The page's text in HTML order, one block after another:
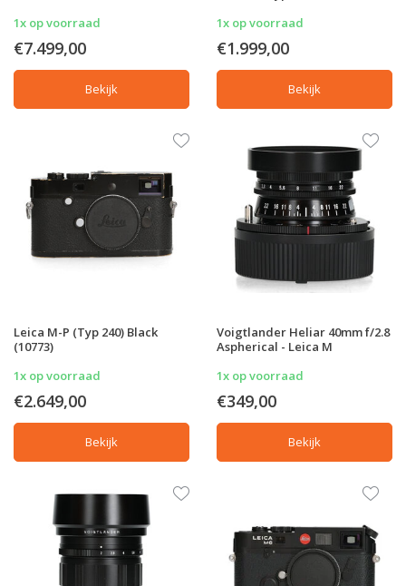
1x op voorraad
€7.499,00
Bekijk
1x op voorraad
€1.999,00
Bekijk
Leica M-P (Typ 240) Black
(10773)
1x op voorraad
€2.649,00
Bekijk
Voigtlander Heliar 40mm f/2.8
Aspherical - Leica M
1x op voorraad
€349,00
Bekijk